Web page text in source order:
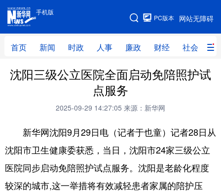
手机版
网站无障碍
PC版本
首页 新闻 时政 人事 廉政 财经 社会 科
手机版
网站地图
首页 新闻 时政 人事
体育 视频 直播 无人机
地方频道
沈阳三级公立医院全面启动免陪照护试
点服务
2025-09-29 14:27:05 来源：新华网
新华网沈阳9月29日电（记者于也童）记者28日从
沈阳市卫生健康委获悉，当日，沈阳市24家三级公立
医院同步启动免陪照护试点服务。沈阳是老龄化程度
较深的城市,这一举措将有效减轻患者家属的陪护压